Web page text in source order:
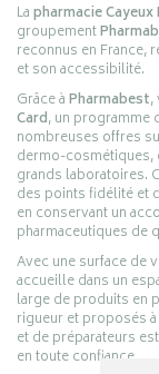
Lapharmacie
groupement
reconnus en France,
et son accessibilité.
Grâce àPharmabest,
Card, un programme
nombreuses offres
dermo-
grands laboratoires.
des points fidélité et
en conservant un
pharmaceutiques de
Avec une surface de
accueille dans un
large de produits en
rigueur et proposés
et de préparateurs
en toute confiance.